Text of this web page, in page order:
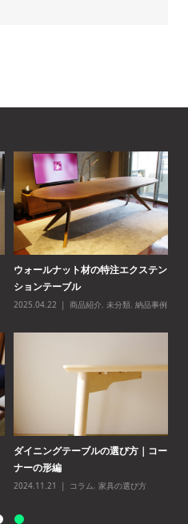
後悔しないダイニングテーブルの選
び方完全ガイド
2025.05.26
コラム,家具の選び方
ウォールナット無垢材のオーダーシ
ョーケース
2025.05.19
無垢材家具,納品事例